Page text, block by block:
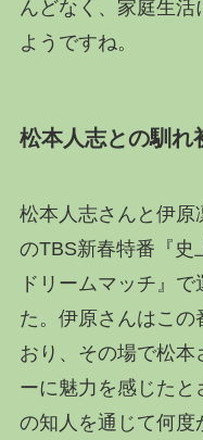
んどなく、家庭生
ようですね。
松本人志との馴れ
松本人志さんと伊原
のTBS新春特番『史
ドリームマッチ』
た。伊原さんはこの
おり、その場で松本
ーに魅力を感じたと
の知人を通じて何度